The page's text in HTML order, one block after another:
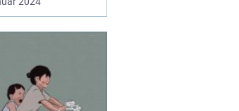
de France". Dette er
i verden. I
artikel vil vi